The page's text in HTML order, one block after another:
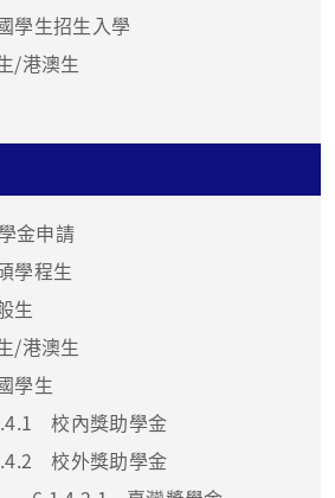
學生招生入學
/港澳生
金申請
學程生
生
/港澳生
學生
校內獎助學金
校外獎助學金